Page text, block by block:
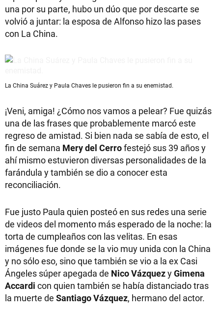
una por su parte, hubo un dúo que por descarte se
volvió a juntar: la esposa de Alfonso hizo las pases
con La China.
La China Suárez y Paula Chaves le pusieron fin a su enemistad.
¡Veni, amiga! ¿Cómo nos vamos a pelear? Fue quizás
una de las frases que probablemente marcó este
regreso de amistad. Si bien nada se sabía de esto, el
fin de semana Mery del Cerrofestejó sus 39 años y
ahí mismo estuvieron diversas personalidades de la
farándula y también se dio a conocer esta
reconciliación.
Fue justo Paula quien posteó en sus redes una serie
de videos del momento más esperado de la noche: la
torta de cumpleaños con las velitas. En esas
imágenes fue donde se la vio muy unida con la China
y no sólo eso, sino que también se vio a la ex Casi
Ángeles súper apegada de NicoVázquezyGimena
Accardi con quien también se había distanciado tras
la muerte de Santiago Vázquez, hermano del actor.